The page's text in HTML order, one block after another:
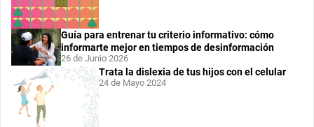
Guía para entrenar tu criterio informativo: cómo
informarte mejor en tiempos de desinformación
26 de Junio 2026
Trata la dislexia de tus hijos con el celular
24 de Mayo 2024